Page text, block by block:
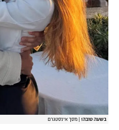
לוח דרושים – ג'ובנט
תגיות
המגזין
בשעה טובה! מסך אינסטגרם